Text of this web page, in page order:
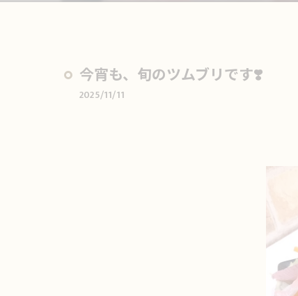
今宵も、旬のツムブリです❣️
2025/11/11